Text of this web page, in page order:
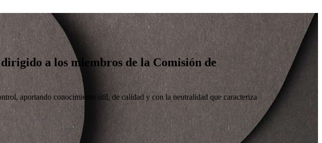
a los miembros de la Comisión de
aportando conocimiento útil, de calidad y con la neutralidad que caracteriza